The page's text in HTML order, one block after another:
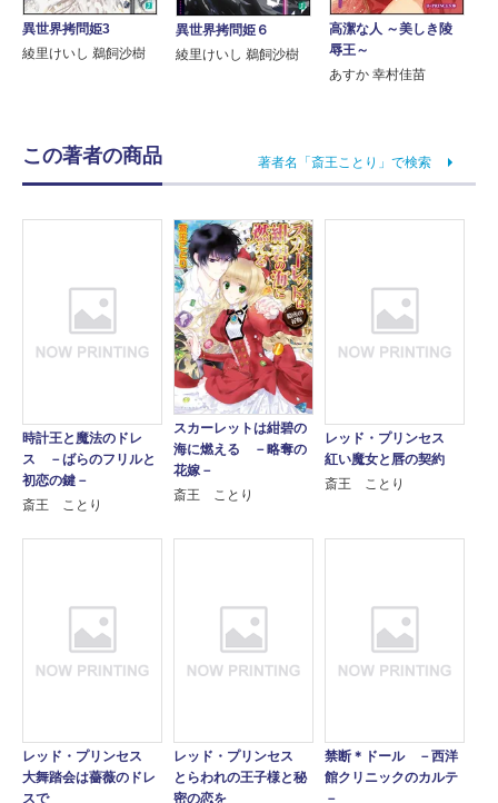
異世界拷問姫3
綾里けいし 鵜飼沙樹
異世界拷問姫６
綾里けいし 鵜飼沙樹
高潔な人 ～美しき陵
辱王～
あすか 幸村佳苗
この著者の商品 著者名「斎王ことり」で検索
時計王と魔法のドレ
ス －ばらのフリルと
初恋の鍵－
斎王 ことり
スカーレットは紺碧の
海に燃える －略奪の
花嫁－
斎王 ことり
レッド・プリンセス
紅い魔女と唇の契約
斎王 ことり
レッド・プリンセス
大舞踏会は薔薇のドレ
スで
レッド・プリンセス
とらわれの王子様と秘
密の恋を
禁断＊ドール －西洋
館クリニックのカルテ
－